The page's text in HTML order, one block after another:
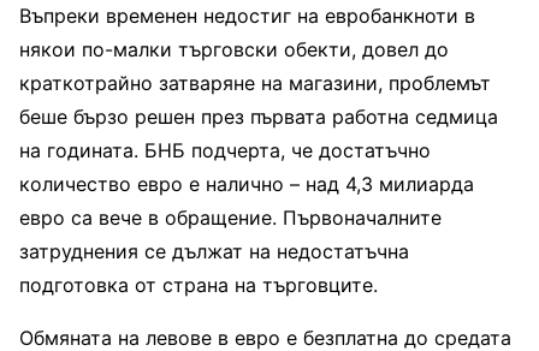
Въпреки временен недостиг на евробанкноти в
някои по-малки търговски обекти, довел до
краткотрайно затваряне на магазини, проблемът
беше бързо решен през първата работна седмица
на годината. БНБ подчерта, че достатъчно
количество евро е налично – над 4,3 милиарда
евро са вече в обращение. Първоначалните
затруднения се дължат на недостатъчна
подготовка от страна на търговците.
Обмяната на левове в евро е безплатна до средата